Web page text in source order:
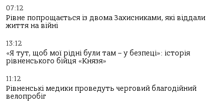
07:12
Рівне попрощається із двома Захисниками, які віддали
життя на війні
13:12
«Я тут, щоб мої рідні були там – у безпеці»: історія
рівненського бійця «Князя»
11:12
Рівненські медики проведуть черговий благодійний
велопробіг